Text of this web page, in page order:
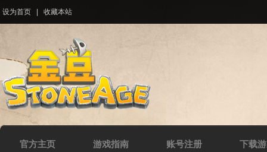
设为首页 收藏本站
官方主页 游戏指南 账号注册 下载